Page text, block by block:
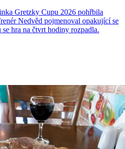
Gretzky Cupu 2026 pohřbila
Nedvěd pojmenoval opakující se
hra na čtvrt hodiny rozpadla.